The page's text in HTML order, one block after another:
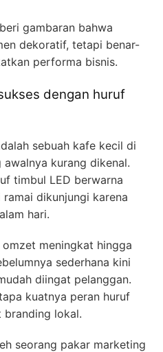
gambaran bahwa
dekoratif, tetapi benar-
performa bisnis.
dengan huruf
sebuah kafe kecil di
kurang dikenal.
timbul LED berwarna
dikunjungi karena
hari.
meningkat hingga
sederhana kini
diingat pelanggan.
kuatnya peran huruf
branding lokal.
seorang pakar marketing